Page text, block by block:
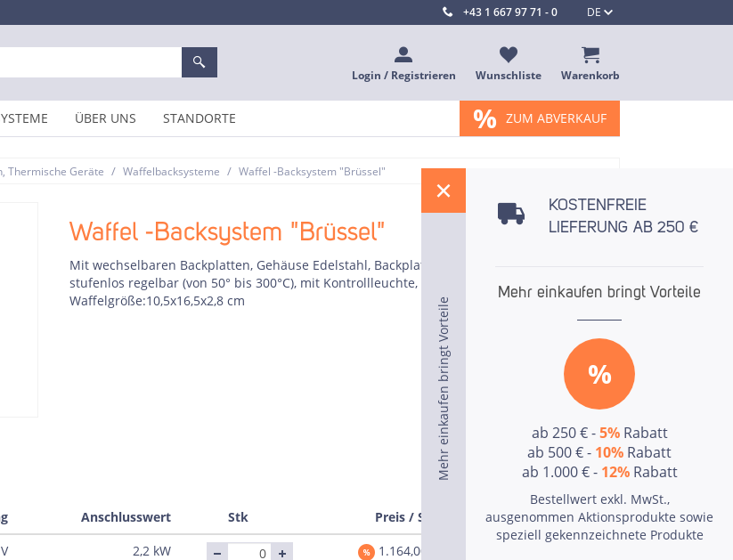
DE
+43 1 667 97 71 - 0
Login / Registrieren Wunschliste Warenkorb
ÜBER UNS STANDORTE % ZUM ABVERKAUF
Thermische Geräte / Waffelbacksysteme / Waffel -Backsystem "Brüssel"
Waffel -Backsystem "Brüssel"
Mit wechselbaren Backplatten, Gehäuse Edelstahl, Backplatten aus Gusseisen, Temperatur
stufenlos regelbar (von 50° bis 300°C), mit Kontrollleuchte, An/Aus-Schalter,
Waffelgröße:10,5x16,5x2,8 cm
Anschlusswert Stk Preis / Stk
Preis
2,2 kW 1.164,00
Mehr einkaufen bringt Vorteile
KOSTENFREIE
LIEFERUNG AB 250 €
Mehr einkaufen bringt Vorteile
%
ab 250 € -5%Rabatt
ab 500 € - 10% Rabatt
ab 1.000 € - 12%Rabatt
Bestellwert exkl. MwSt.,
ausgenommen Aktionsprodukte sowie
speziell gekennzeichnete Produkte